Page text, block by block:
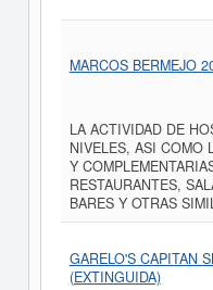
MARCOS BERMEJO
LA ACTIVIDAD DE
NIVELES, ASI COMO
Y
RESTAURANTES,
BARES Y OTRAS
GARELO'S CAPITAN
(EXTINGUIDA)